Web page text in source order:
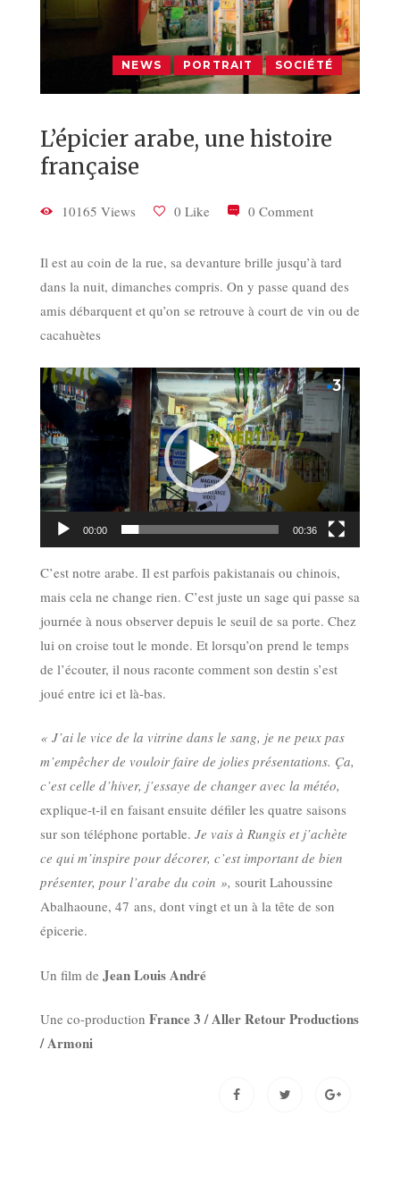
NEWS PORTRAIT SOCIÉTÉ
L’épicier arabe, une histoire
française
10165 Views 0 Like 0 Comment
Il est au coin de la rue, sa devanture brille jusqu’à tard
dans la nuit, dimanches compris. On y passe quand des
amis débarquent et qu’on se retrouve à court de vin ou de
cacahuètes
Lecteur
vidéo
00:00 00:36
C’est notre arabe. Il est parfois pakistanais ou chinois,
mais cela ne change rien. C’est juste un sage qui passe sa
journée à nous observer depuis le seuil de sa porte. Chez
lui on croise tout le monde. Et lorsqu’on prend le temps
de l’écouter, il nous raconte comment son destin s’est
joué entre ici et là-bas.
« J’ai le vice de la vitrine dans le sang, je ne peux pas
m’empêcher de vouloir faire de jolies présentations. Ça,
c’est celle d’hiver, j’essaye de changer avec la météo,
explique-t-il en faisant ensuite défiler les quatre saisons
sur son téléphone portable. Je vais à Rungis et j’achète
ce qui m’inspire pour décorer, c’est important de bien
présenter, pour l’arabe du coin », sourit Lahoussine
Abalhaoune, 47 ans, dont vingt et un à la tête de son
épicerie.
Un film de Jean Louis André
Une co-production France 3 / Aller Retour Productions
/ Armoni